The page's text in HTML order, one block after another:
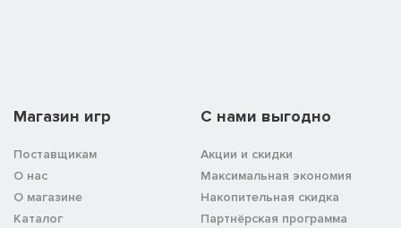
Магазин игр
Поставщикам
О нас
О магазине
Каталог
C нами выгодно
Акции и скидки
Максимальная экономия
Накопительная скидка
Партнёрская программа